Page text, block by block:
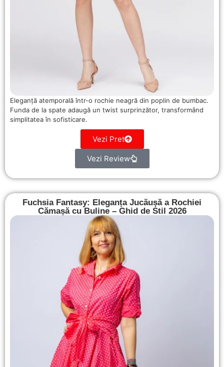
Eleganță atemporală într-o rochie neagră din poplin de bumbac.
Funda de la spate adaugă un twist surprinzător, transformând
simplitatea în sofisticare.
Vezi Pret
Vezi Review
Fuchsia Fantasy: Eleganța Jucăușă a Rochiei
Cămașă cu Buline – Ghid de Stil 2026